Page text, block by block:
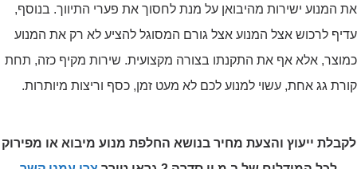
את המנוע ישירות מהיבואן על מנת לחסוך את פערי התיווך. בנוסף,
עדיף לרכוש אצל המנוע אצל גורם המסוגל להציע לא רק את המנוע
כמוצר, אלא אף את התקנתו בצורה מקצועית. שירות מקיף כזה, תחת
קורת גג אחת, עשוי למנוע לכם לא מעט זמן, כסף וריצות מיותרות.
לקבלת ייעוץ והצעת מחיר בנושא החלפת מנוע מיבוא או מפירוק